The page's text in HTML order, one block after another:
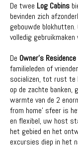
De twee Log Cabins
bevinden zich
gebouwde blokhutten.
volledig
De Owner's Residence
familieleden of
socializen, tot rust te
op de zachte banken,
warmte van de 2
from home' sfeer is
en flexibel, uw host
het gebied en het
excursies diep in het